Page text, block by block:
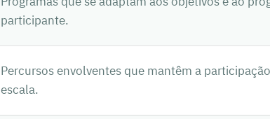
participante.
Percursos envolventes que mantêm a
escala.